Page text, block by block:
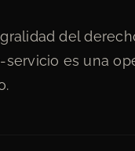
del
es una